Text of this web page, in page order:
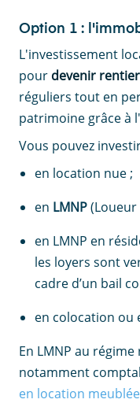
Option 1 :
L'investissement
pour devenir
réguliers tout en
patrimoine grâce à
Vous pouvez
en location nue ;
en LMNP(Loueur
en LMNP en
les loyers sont
cadre d’un bail
en colocation ou
En LMNP au
notamment
en location meublée